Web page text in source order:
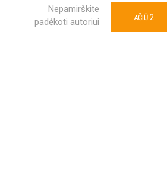
Nepamirškite
padėkoti autoriui
AČIŪ 2